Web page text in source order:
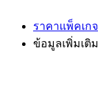
ราคาแพ็คเกจ
ข้อมูลเพิ่มเติม